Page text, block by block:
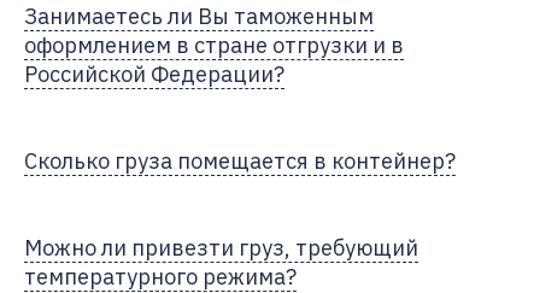
Занимаетесь ли Вы таможенным
оформлением в стране отгрузки и в
Российской Федерации?
Сколько груза помещается в контейнер?
Можно ли привезти груз, требующий
температурного режима?